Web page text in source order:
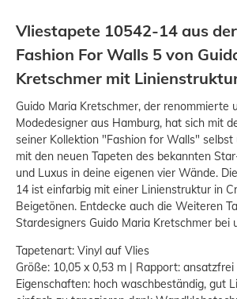
Vliestapete 10542-14 aus
Fashion For Walls 5 von
Kretschmer mit
Guido Maria Kretschmer, der renommierte
Modedesigner aus Hamburg, hat sich mit
seiner Kollektion "Fashion for Walls"
mit den neuen Tapeten des bekannten
und Luxus in deine eigenen vier Wände.
14 ist einfarbig mit einer Linienstruktur in
Beigetönen. Entdecke auch die Weiteren
Stardesigners Guido Maria Kretschmer bei
Tapetenart: Vinyl auf Vlies
Größe: 10,05 x 0,53 m | Rapport: ansatzfrei
Eigenschaften: hoch waschbeständig, gut